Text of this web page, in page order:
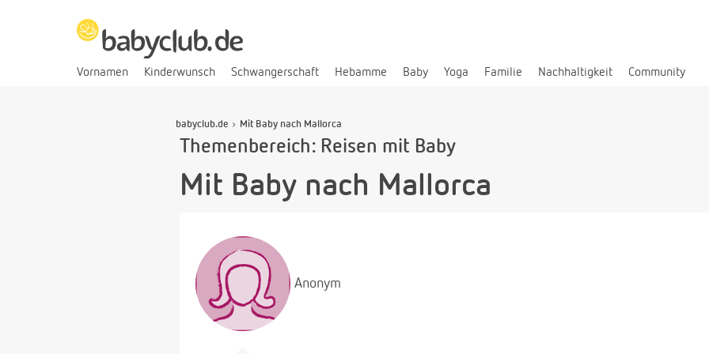
Vornamen Kinderwunsch Schwangerschaft Hebamme Baby Yoga Familie Nachhaltigkeit Community
babyclub.de Mit Baby nach Mallorca
Themenbereich: Reisen mit Baby
Mit Baby nach Mallorca
Anonym